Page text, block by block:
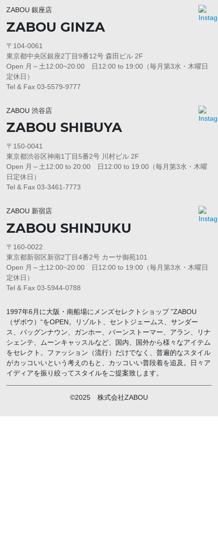
ZABOU 銀座店
ZABOU GINZA
〒104-0061
東京都中央区銀座2丁目9番12号 森田ビル 2F
Open 月～土12:00~20:00 日12:00 to 19:00（毎月第3水・木曜日
定休日）
Tel & Fax 03-5579-9777
ZABOU 渋谷店
ZABOU SHIBUYA
〒150-0041
東京都渋谷区神南1丁目5番2号 川村ビル 2F
Open 月～土12:00 to 20:00 日12:00 to 19:00（毎月第3水・木曜
日定休日）
Tel & Fax 03-3461-7773
ZABOU 新宿店
ZABOU SHINJUKU
〒160-0022
東京都新宿区新宿2丁目4番2号 カーサ御苑101
Open 月～土12:00~20:00 日12:00 to 19:00（毎月第3水・木曜日
定休日）
Tel & Fax 03-5944-0788
1997年6月に大阪・南船場にメンズセレクトショップ ”ZABOU
（ザボウ）“をOPEN。リゾルト、セントジェームス、サンダー
ス、バッグンナウン、ガンホー、バーンストーマー、アラン、リナ
シェンテ、ムーンキャッスルなど、国内、国外から様々なアイテム
をセレクト。ファッション（流行）だけでなく、普遍的なスタイル
がカッコいいという考えのもと、カッコいい普段着を追及。日々ア
イディアを振り絞ってスタイルをご提案致します。
©2025 株式会社ZABOU